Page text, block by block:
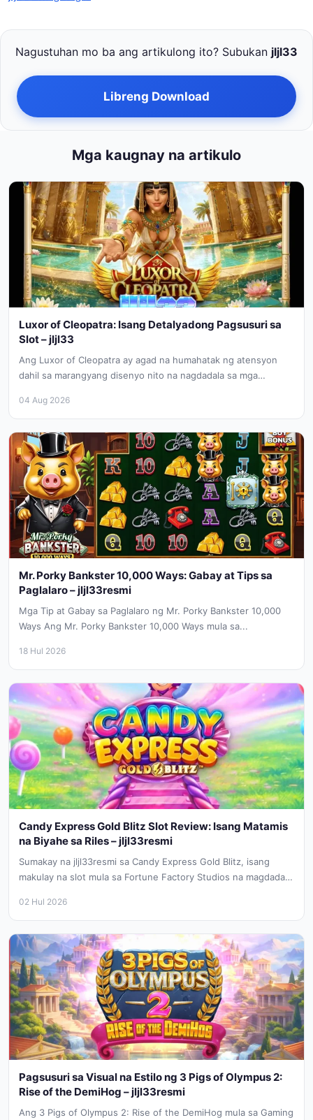
Nagustuhan mo ba ang artikulong ito? Subukan jljl33
Libreng Download
Mga kaugnay na artikulo
Luxor of Cleopatra: Isang Detalyadong Pagsusuri sa
Slot – jljl33
Ang Luxor of Cleopatra ay agad na humahatak ng atensyon
dahil sa marangyang disenyo nito na nagdadala sa mga
04 Aug 2026
Mr. Porky Bankster 10,000 Ways: Gabay at Tips sa
Paglalaro – jljl33resmi
Mga Tip at Gabay sa Paglalaro ng Mr. Porky Bankster 10,000
Ways Ang Mr. Porky Bankster 10,000 Ways mula sa...
18 Hul 2026
Candy Express Gold Blitz Slot Review: Isang Matamis
na Biyahe sa Riles – jljl33resmi
Sumakay na jljl33resmi sa Candy Express Gold Blitz, isang
makulay na slot mula sa Fortune Factory Studios na magdadala
02 Hul 2026
Pagsusuri sa Visual na Estilo ng 3 Pigs of Olympus 2:
Rise of the DemiHog – jljl33resmi
Ang 3 Pigs of Olympus 2: Rise of the DemiHog mula sa Gaming